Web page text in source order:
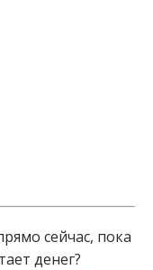
сейчас, пока
денег?